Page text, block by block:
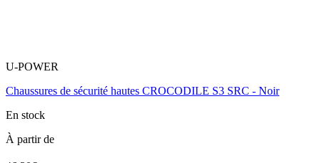
U-POWER
Chaussures de sécurité hautes CROCODILE S3 SRC - Noir
En stock
À partir de